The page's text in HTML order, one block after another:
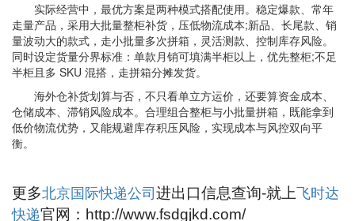
实际经营中，最优方案是两种模式搭配使用。稳定爆款、常年
走量产品，采用大批量整柜补货，压低物流成本;新品、长尾款、销
量波动大的款式，走小批量多次拼箱，灵活测款、控制库存风险。
同时设定货量分界标准：单款月销可填满半柜以上，优先整柜;不足
半柜且多 SKU 混搭，走拼箱分摊发货。
海外仓补货划算与否，不只看单立方运价，还要算资金成本、
仓储成本、滞销风险成本。合理组合整柜与小批量拼箱，既能拿到
低价物流优势，又能规避库存积压风险，实现成本与风控双向平
衡。
更多北京国际快递公司 进出口信息查询-就上 飞时达
快递官网：http://www.fsdgjkd.com/